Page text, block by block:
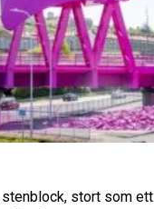
stort som ett